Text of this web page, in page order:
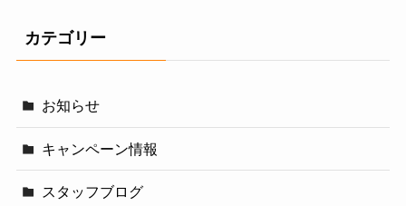
カテゴリー
お知らせ
キャンペーン情報
スタッフブログ